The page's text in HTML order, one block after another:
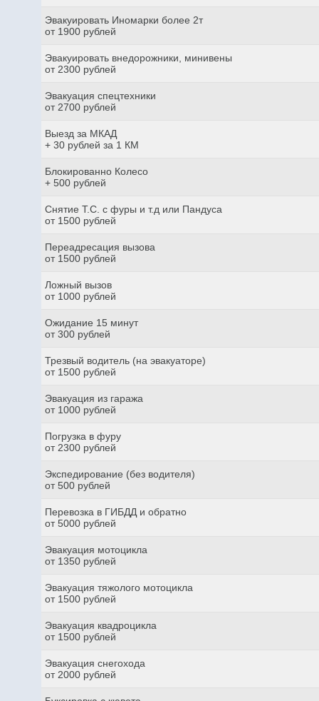
Эвакуировать Иномарки более 2т
от 1900 рублей
Эвакуировать внедорожники, минивены
от 2300 рублей
Эвакуация спецтехники
от 2700 рублей
Выезд за МКАД
+ 30 рублей за 1 КМ
Блокированно Колесо
+ 500 рублей
Снятие Т.С. с фуры и т.д или Пандуса
от 1500 рублей
Переадресация вызова
от 1500 рублей
Ложный вызов
от 1000 рублей
Ожидание 15 минут
от 300 рублей
Трезвый водитель (на эвакуаторе)
от 1500 рублей
Эвакуация из гаража
от 1000 рублей
Погрузка в фуру
от 2300 рублей
Экспедирование (без водителя)
от 500 рублей
Перевозка в ГИБДД и обратно
от 5000 рублей
Эвакуация мотоцикла
от 1350 рублей
Эвакуация тяжолого мотоцикла
от 1500 рублей
Эвакуация квадроцикла
от 1500 рублей
Эвакуация снегохода
от 2000 рублей